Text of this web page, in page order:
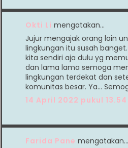
Okti Li mengatakan…
Jujur mengajak orang lain
lingkungan itu susah
kita sendiri aja dulu yg
dan lama lama semoga
lingkungan terdekat dan
komunitas besar. Ya...
14 April 2022 pukul 13.54
Farida Pane mengatakan…